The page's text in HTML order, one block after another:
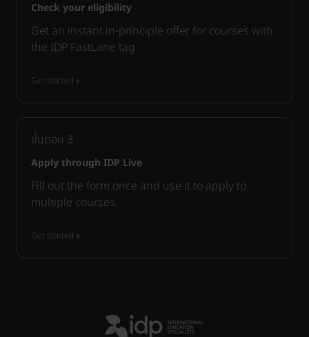
Check your eligibility
Get an instant in-principle offer for courses with
the IDP FastLane tag.
Get started
ขั้นตอน 3
Apply through IDP Live
Fill out the form once and use it to apply to
multiple courses.
Get started